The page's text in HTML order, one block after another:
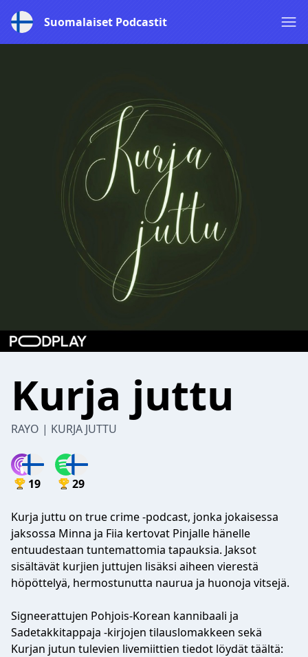
Suomalaiset Podcastit
Kurja juttu
RAYO | KURJA JUTTU
19 29
Kurja juttu on true crime -podcast, jonka jokaisessa
jaksossa Minna ja Fiia kertovat Pinjalle hänelle
entuudestaan tuntemattomia tapauksia. Jaksot
sisältävät kurjien juttujen lisäksi aiheen vierestä
höpöttelyä, hermostunutta naurua ja huonoja vitsejä.
Signeerattujen Pohjois-Korean kannibaali ja
Sadetakkitappaja -kirjojen tilauslomakkeen sekä
Kurjan jutun tulevien livemiittien tiedot löydät täältä: